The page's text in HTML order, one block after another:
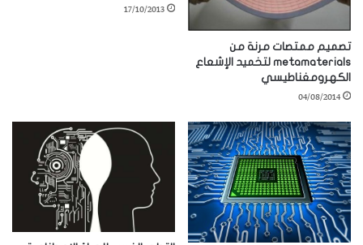
تصميم ممتصات مرنة من
metamaterials لتخميد الإشعاع
الكهرومغناطيسي
04/08/2014
17/10/2013